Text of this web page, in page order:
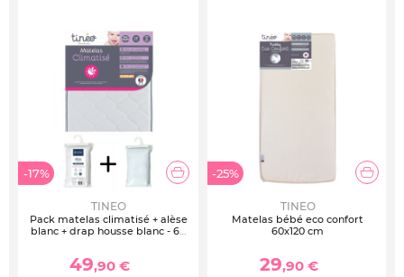
-17%
TINEO
Pack matelas climatisé + alèse
blanc + drap housse blanc - 60
49,90 €
-25%
TINEO
Matelas bébé eco confort
60x120 cm
29,90 €